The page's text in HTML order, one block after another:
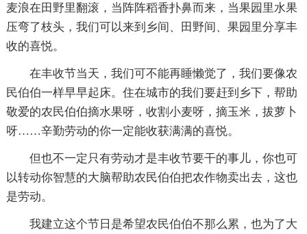
麦浪在田野里翻滚，当阵阵稻香扑鼻而来，当果园里水果
压弯了枝头，我们可以来到乡间、田野间、果园里分享丰
收的喜悦。
在丰收节当天，我们可不能再睡懒觉了，我们要像农
民伯伯一样早早起床。住在城市的我们要赶到乡下，帮助
敬爱的农民伯伯摘水果呀，收割小麦呀，摘玉米，拔萝卜
呀……辛勤劳动的你一定能收获满满的喜悦。
但也不一定只有劳动才是丰收节要干的事儿，你也可
以转动你智慧的大脑帮助农民伯伯把农作物卖出去，这也
是劳动。
我建立这个节日是希望农民伯伯不那么累，也为了大